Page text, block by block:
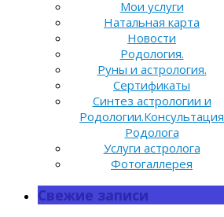
Мои услуги
Натальная карта
Новости
Родология.
Руны и астрология.
Сертификаты
Синтез астрологии и
Родологии.Консультация
Родолога
Услуги астролога
Фотогаллерея
Свежие записи